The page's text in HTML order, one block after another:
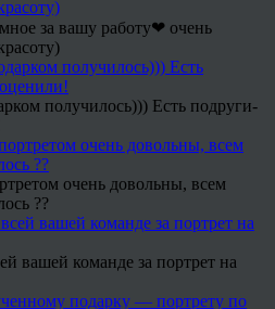
за вашу работу❤ очень
получилось))) Есть подруги-
очень довольны, всем
??
вашей команде за портрет на